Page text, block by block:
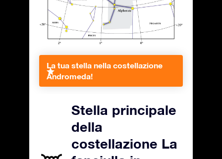
La tua stella nella costellazione
Andromeda!
Stella principale
della
costellazione La